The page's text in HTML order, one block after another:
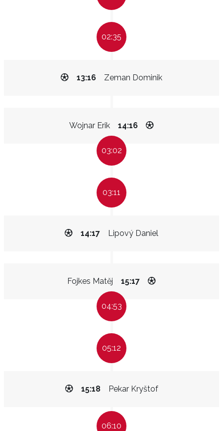
02:35
Zeman Dominik
13:16
Wojnar Erik 14:16
03:02
03:11
Lipový Daniel
14:17
Fojkes Matěj 15:17
04:53
05:12
Pekar Kryštof
15:18
06:10